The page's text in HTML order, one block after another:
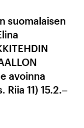
suomalaisen
avoinna
Riia 11) 15.2.‒